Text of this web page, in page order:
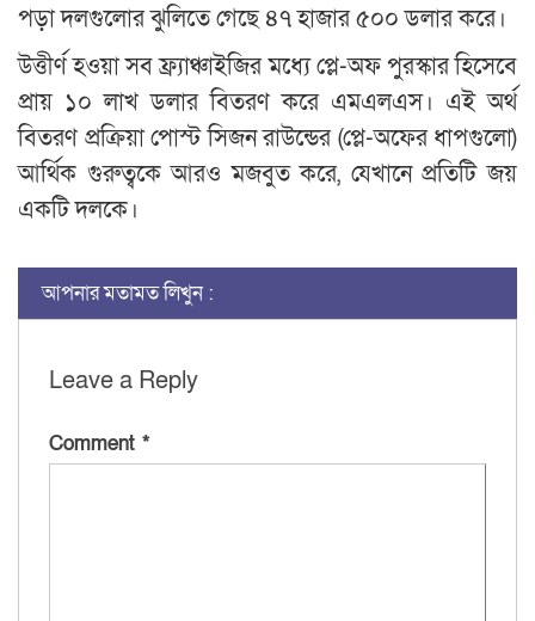
পড়া দলগুলোর ঝুলিতে গেছে ৪৭ হাজার ৫০০ ডলার করে।
উত্তীর্ণ হওয়া সব ফ্র্যাঞ্চাইজির মধ্যে প্লে-অফ পুরস্কার হিসেবে
প্রায় ১০ লাখ ডলার বিতরণ করে এমএলএস। এই অর্থ
বিতরণ প্রক্রিয়া পোস্ট সিজন রাউন্ডের (প্লে-অফের ধাপগুলো)
আর্থিক গুরুত্বকে আরও মজবুত করে, যেখানে প্রতিটি জয়
একটি দলকে।
আপনার মতামত লিখুন :
Leave a Reply
Comment *